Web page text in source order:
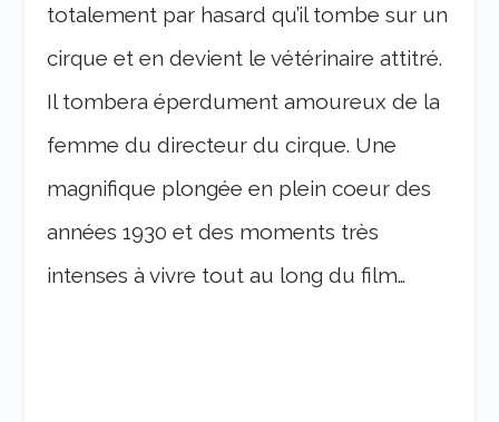
totalement par hasard qu’il tombe sur un
cirque et en devient le vétérinaire attitré.
Il tombera éperdument amoureux de la
femme du directeur du cirque. Une
magnifique plongée en plein coeur des
années 1930 et des moments très
intenses à vivre tout au long du film…